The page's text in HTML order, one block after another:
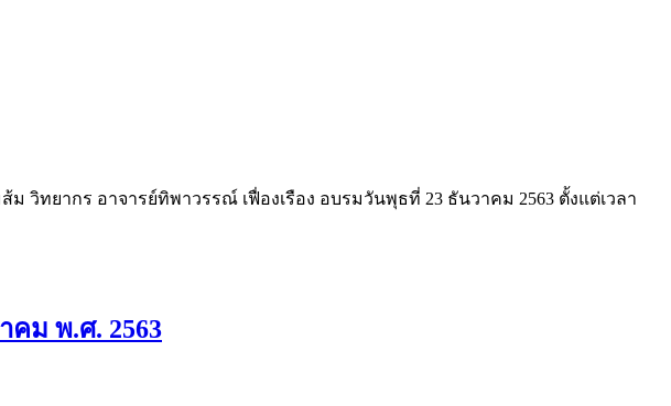
ทยากร อาจารย์ทิพาวรรณ์ เฟื่องเรือง อบรมวันพุธที่ 23 ธันวาคม 2563 ตั้งแต่เวลา
คม พ.ศ. 2563